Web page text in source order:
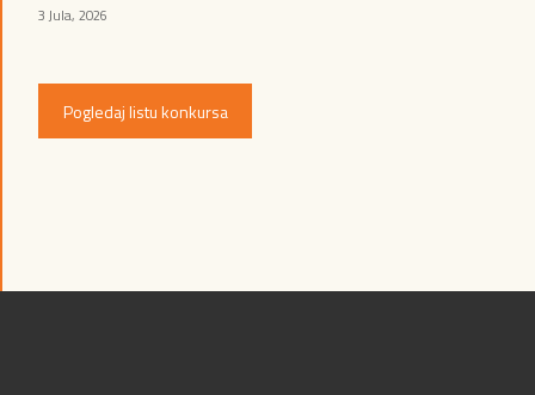
3 Jula, 2026
Pogledaj listu konkursa